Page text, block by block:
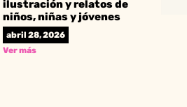
ilustración y relatos de
niños, niñas y jóvenes
abril 28, 2026
Ver más